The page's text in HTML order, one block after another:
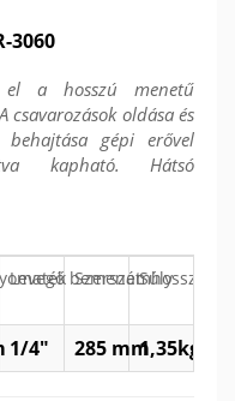
el a hosszú menetű
csavarozások oldása és
gépi erővel
kapható. Hátsó
Levegő bemenet
Szerszámhossz
Súly
1/4" 285 mm1,35kg